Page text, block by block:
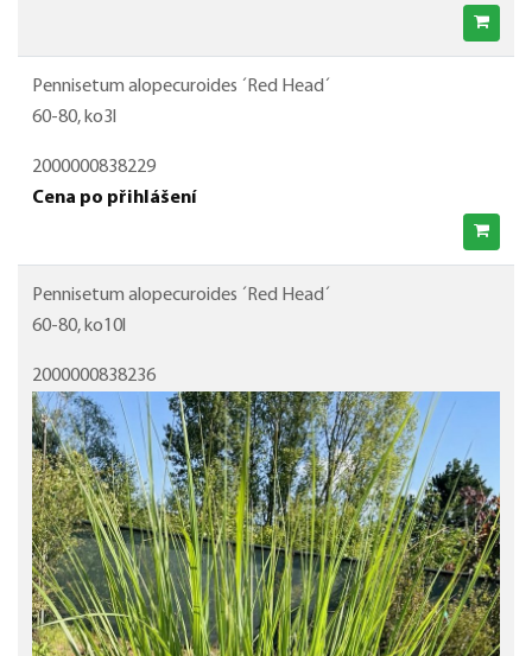
Pennisetum alopecuroides ´Red Head´
60-80, ko3l
2000000838229
Cena po přihlášení
Pennisetum alopecuroides ´Red Head´
60-80, ko10l
2000000838236